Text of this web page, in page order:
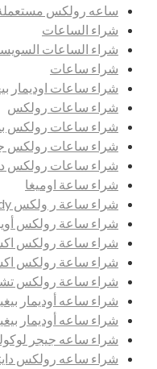
ساعه رولكس
شراء الساعات
شراء الساعات
شراء ساعات
شراء ساعات اوديمار
شراء ساعات رولكس
شراء ساعات رولكس
شراء ساعات رولكس
شراء ساعات رولكس
شراء ساعة اوميغا
شراء ساعة ر ولكس Datejust Lady
شراء ساعة رولكس
شراء ساعة رولكس
شراء ساعة رولكس
شراء ساعة رولكس
شراء ساعه أوديمار
شراء ساعه أوديمار
شراء ساعه جيجر
شراء ساعه رولكس